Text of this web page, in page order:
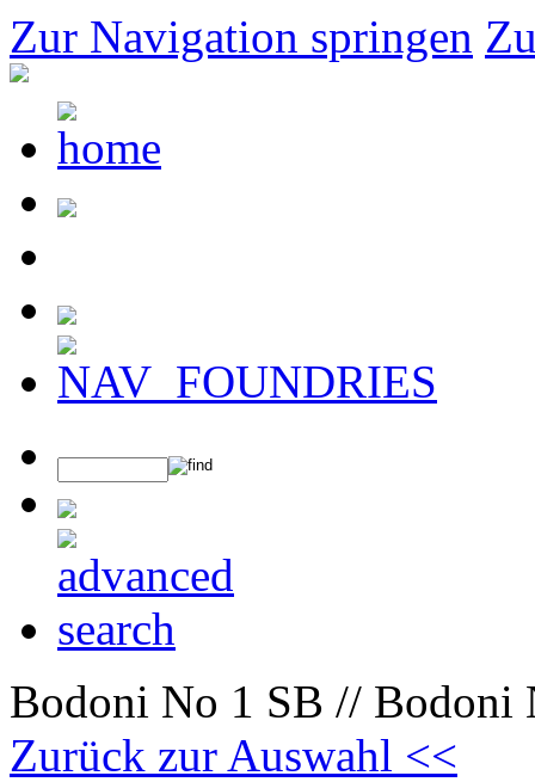
Zur Navigation springen
Bodoni No 1 SB // Bodoni
Zurück zur Auswahl <<